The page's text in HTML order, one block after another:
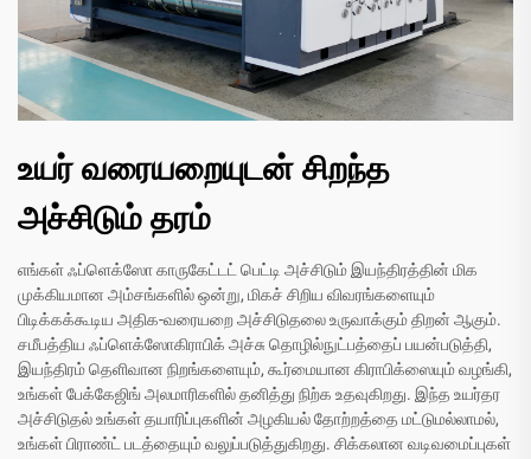
உயர் வரையறையுடன் சிறந்த
அச்சிடும் தரம்
எங்கள் ஃப்ளெக்ஸோ காருகேட்டட் பெட்டி அச்சிடும் இயந்திரத்தின் மிக
முக்கியமான அம்சங்களில் ஒன்று, மிகச் சிறிய விவரங்களையும்
பிடிக்கக்கூடிய அதிக-வரையறை அச்சிடுதலை உருவாக்கும் திறன் ஆகும்.
சமீபத்திய ஃப்ளெக்ஸோகிராபிக் அச்சு தொழில்நுட்பத்தைப் பயன்படுத்தி,
இயந்திரம் தெளிவான நிறங்களையும், கூர்மையான கிராபிக்ஸையும் வழங்கி,
உங்கள் பேக்கேஜிங் அலமாரிகளில் தனித்து நிற்க உதவுகிறது. இந்த உயர்தர
அச்சிடுதல் உங்கள் தயாரிப்புகளின் அழகியல் தோற்றத்தை மட்டுமல்லாமல்,
உங்கள் பிராண்ட் படத்தையும் வலுப்படுத்துகிறது. சிக்கலான வடிவமைப்புகள்